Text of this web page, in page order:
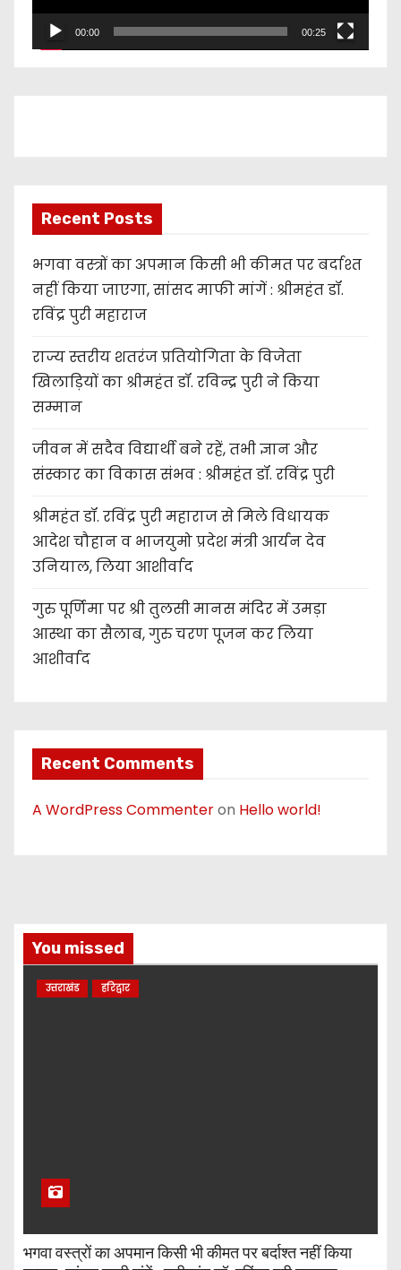
a
00:00 00:25
Recent Posts
भगवा वस्त्रों का अपमान किसी भी कीमत पर बर्दाश्त
नहीं किया जाएगा, सांसद माफी मांगें : श्रीमहंत डॉ.
रविंद्र पुरी महाराज
राज्य स्तरीय शतरंज प्रतियोगिता के विजेता
खिलाड़ियों का श्रीमहंत डॉ. रविन्द्र पुरी ने किया
सम्मान
जीवन में सदैव विद्यार्थी बने रहें, तभी ज्ञान और
संस्कार का विकास संभव : श्रीमहंत डॉ. रविंद्र पुरी
श्रीमहंत डॉ. रविंद्र पुरी महाराज से मिले विधायक
आदेश चौहान व भाजयुमो प्रदेश मंत्री आर्यन देव
उनियाल, लिया आशीर्वाद
गुरु पूर्णिमा पर श्री तुलसी मानस मंदिर में उमड़ा
आस्था का सैलाब, गुरु चरण पूजन कर लिया
आशीर्वाद
Recent Comments
A WordPress Commenteron Hello world!
You missed
उत्तराखंड हरिद्वार
भगवा वस्त्रों का अपमान किसी भी कीमत पर बर्दाश्त नहीं किया